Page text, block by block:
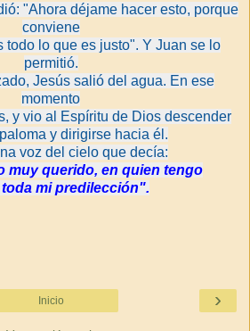
"Ahora déjame hacer esto, porque
conviene
todo lo que es justo". Y Juan se lo
permitió.
Jesús salió del agua. En ese
momento
y vio al Espíritu de Dios descender
y dirigirse hacia él.
voz del cielo que decía:
muy querido, en quien tengo
mi predilección".
›
Inicio